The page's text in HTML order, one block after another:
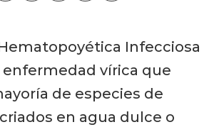
Infecciosa
enfermedad vírica que
de especies de
en agua dulce o